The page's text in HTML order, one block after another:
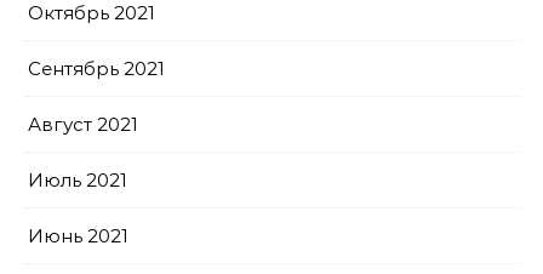
Октябрь 2021
Сентябрь 2021
Август 2021
Июль 2021
Июнь 2021